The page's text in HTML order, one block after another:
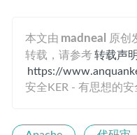
本文由 madneal
原创
转载，请参考 转载声明
https://
安全KER - 有思想的安